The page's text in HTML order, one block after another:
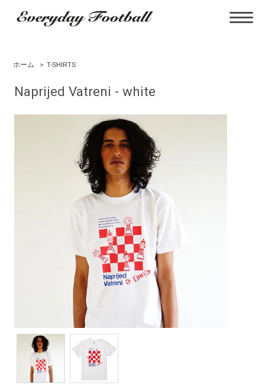
ホーム > T-SHIRTS
Naprijed Vatreni - white